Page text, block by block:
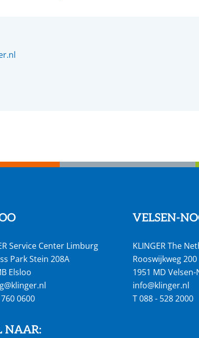
Service Center Limburg
Park Stein 208A
Elsloo
0600
VELSEN-
KLINGER The
Rooswijkweg 200
1951 MD
info@klinger.nl
T088 - 528 2000
NAAR: